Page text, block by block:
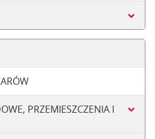
PRZEMIESZCZENIA I